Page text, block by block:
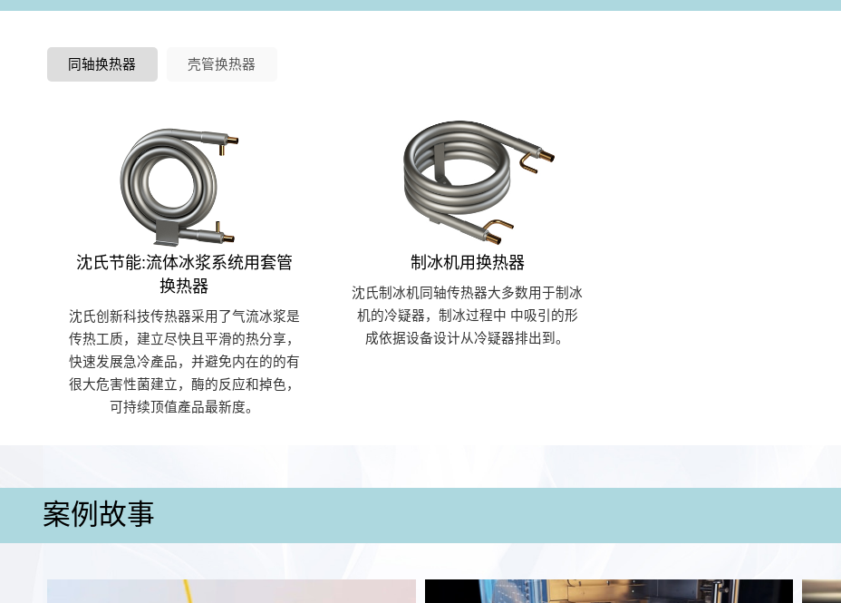
同轴换热器 壳管换热器
沈氏节能:流体冰浆系统用套管
换热器
沈氏创新科技传热器采用了气流冰浆是
传热工质，建立尽快且平滑的热分享，
快速发展急冷產品，并避免内在的的有
很大危害性菌建立，酶的反应和掉色，
可持续顶值產品最新度。
制冰机用换热器
沈氏制冰机同轴传热器大多数用于制冰
机的冷疑器，制冰过程中 中吸引的形
成依据设备设计从冷疑器排出到。
案例故事